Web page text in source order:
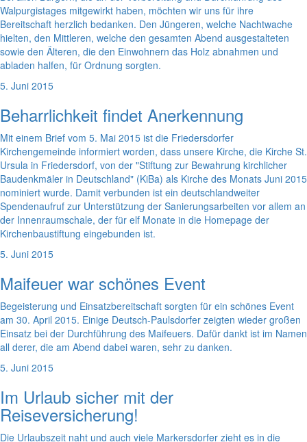
Walpurgistages mitgewirkt haben, möchten wir uns für ihre
Bereitschaft herzlich bedanken. Den Jüngeren, welche Nachtwache
hielten, den Mittleren, welche den gesamten Abend ausgestalteten
sowie den Älteren, die den Einwohnern das Holz abnahmen und
abladen halfen, für Ordnung sorgten.
5. Juni 2015
Beharrlichkeit findet Anerkennung
Mit einem Brief vom 5. Mai 2015 ist die Friedersdorfer
Kirchengemeinde informiert worden, dass unsere Kirche, die Kirche St.
Ursula in Friedersdorf, von der "Stiftung zur Bewahrung kirchlicher
Baudenkmäler in Deutschland" (KiBa) als Kirche des Monats Juni 2015
nominiert wurde. Damit verbunden ist ein deutschlandweiter
Spendenaufruf zur Unterstützung der Sanierungsarbeiten vor allem an
der Innenraumschale, der für elf Monate in die Homepage der
Kirchenbaustiftung eingebunden ist.
5. Juni 2015
Maifeuer war schönes Event
Begeisterung und Einsatzbereitschaft sorgten für ein schönes Event
am 30. April 2015. Einige Deutsch-Paulsdorfer zeigten wieder großen
Einsatz bei der Durchführung des Maifeuers. Dafür dankt ist im Namen
all derer, die am Abend dabei waren, sehr zu danken.
5. Juni 2015
Im Urlaub sicher mit der
Reiseversicherung!
Die Urlaubszeit naht und auch viele Markersdorfer zieht es in die